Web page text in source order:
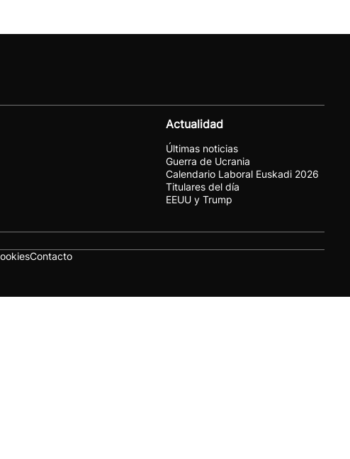
Actualidad
Últimas noticias
Guerra de Ucrania
Calendario Laboral Euskadi 2026
Titulares del día
EEUU y Trump
Contacto